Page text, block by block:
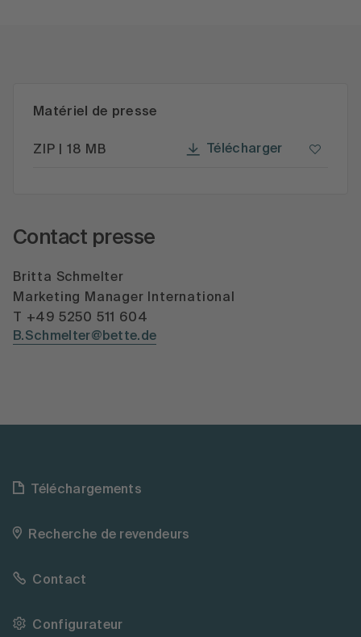
Matériel de presse
ZIP | 18 MB Télécharger
Contact presse
Britta Schmelter
Marketing Manager International
T +49 5250 511 604
B.Schmelter@bette.de
Téléchargements
Recherche de revendeurs
Contact
Configurateur